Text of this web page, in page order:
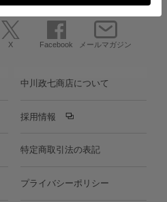
X Facebook メールマガジン
中川政七商店について
採用情報
特定商取引法の表記
プライバシーポリシー